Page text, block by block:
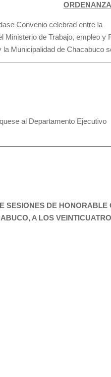
Convenio celebrad entre la
Ministerio de Trabajo, empleo y
la Municipalidad de Chacabuco
al Departamento Ejecutivo
SESIONES DE HONORABLE
A LOS